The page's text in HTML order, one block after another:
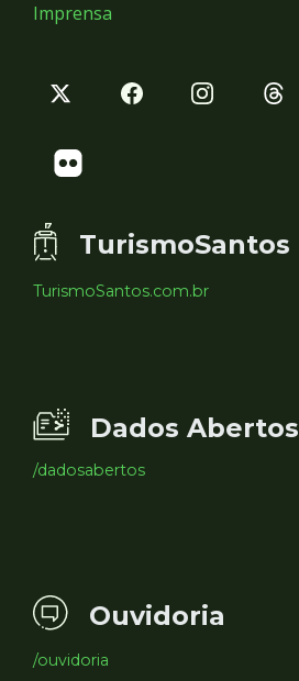
Imprensa
TurismoSantos
TurismoSantos.com.br
Dados Abertos
/dadosabertos
Ouvidoria
/ouvidoria